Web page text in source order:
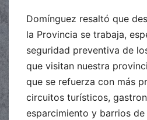
Domínguez resaltó que
la Provincia se trabaja,
seguridad preventiva de
que visitan nuestra
que se refuerza con más
circuitos turísticos,
esparcimiento y barrios